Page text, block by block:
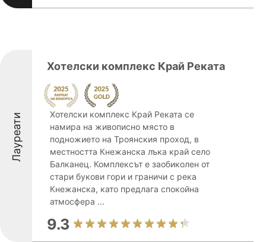
Лауреати
Хотелски комплекс Край Реката
Хотелски комплекс Край Реката се
намира на живописно място в
подножието на Троянския проход, в
местността Кнежанска лъка край село
Балканец. Комплексът е заобиколен от
стари букови гори и граничи с река
Кнежанска, като предлага спокойна
атмосфера ...
9.3